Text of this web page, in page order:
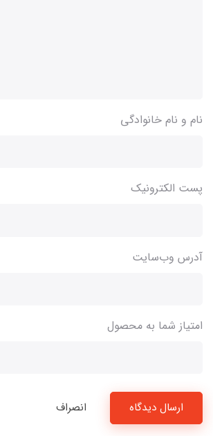
نام و نام خانوادگی
پست الکترونیک
آدرس وب‌سایت
امتیاز شما به محصول
ارسال دیدگاه انصراف